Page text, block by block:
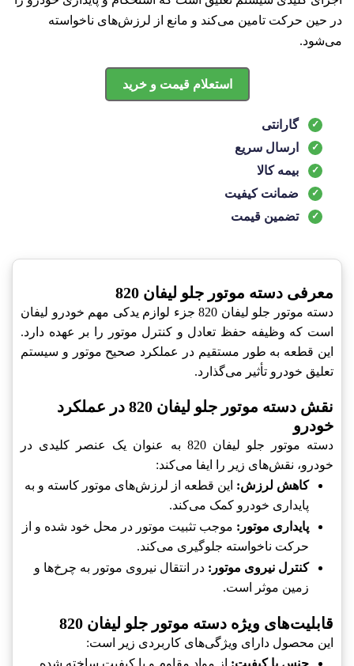
در حین حرکت تامین می‌کند و مانع از لرزش‌های ناخواسته
می‌شود.
استعلام قیمت و خرید
گارانتی
ارسال سریع
بیمه کالا
ضمانت کیفیت
تضمین قیمت
معرفی دسته موتور جلو لیفان 820
دسته موتور جلو لیفان 820 جزء لوازم یدکی مهم خودرو لیفان
است که وظیفه حفظ تعادل و کنترل موتور را بر عهده دارد.
این قطعه به طور مستقیم در عملکرد صحیح موتور و سیستم
تعلیق خودرو تأثیر می‌گذارد.
نقش دسته موتور جلو لیفان 820 در عملکرد
خودرو
دسته موتور جلو لیفان 820 به عنوان یک عنصر کلیدی در
خودرو، نقش‌های زیر را ایفا می‌کند:
کاهش لرزش: این قطعه از لرزش‌های موتور کاسته و به
پایداری خودرو کمک می‌کند.
پایداری موتور: موجب تثبیت موتور در محل خود شده و از
حرکت ناخواسته جلوگیری می‌کند.
کنترل نیروی موتور: در انتقال نیروی موتور به چرخ‌ها و
زمین موثر است.
قابلیت‌های ویژه دسته موتور جلو لیفان 820
این محصول دارای ویژگی‌های کاربردی زیر است: